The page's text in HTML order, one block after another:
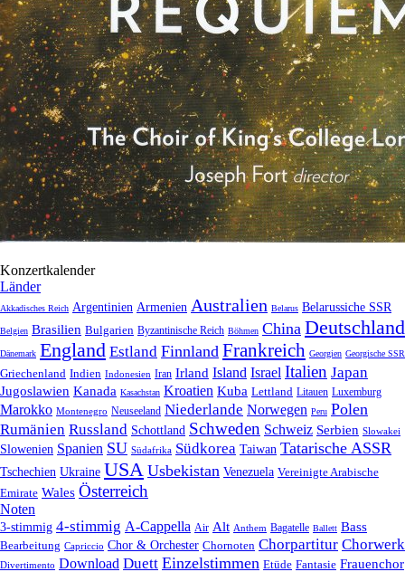
Konzertkalender
Länder
Akkadisches Reich Argentinien Armenien Australien Belarus Belarussiche SSR
Belgien Brasilien Bulgarien Byzantinische Reich Böhmen China Deutschland
Dänemark England Estland Finnland Frankreich Georgien Georgische SSR
Griechenland Indien Indonesien Iran Irland Island Israel Italien Japan
Jugoslawien Kanada Kasachstan Kroatien Kuba Lettland Litauen Luxemburg
Marokko Montenegro Neuseeland Niederlande Norwegen Peru Polen
Rumänien Russland Schottland Schweden Schweiz Serbien Slowakei
Slowenien Spanien SU Südafrika Südkorea Taiwan Tatarische ASSR
Tschechien Ukraine USA Usbekistan Venezuela Vereinigte Arabische
Emirate Wales Österreich
Noten
3-stimmig 4-stimmig A-Cappella Air Alt Anthem Bagatelle Ballett Bass
Bearbeitung Capriccio Chor & Orchester Chornoten Chorpartitur Chorwerk
Divertimento Download Duett Einzelstimmen Etüde Fantasie Frauenchor